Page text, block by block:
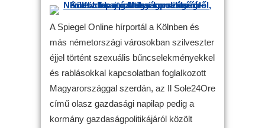
A Spiegel Online hírportál a Kölnben és
más németországi városokban szilveszter
éjjel történt szexuális bűncselekményekkel
és rablásokkal kapcsolatban foglalkozott
Magyarországgal szerdán, az Il Sole24Ore
című olasz gazdasági napilap pedig a
kormány gazdaságpolitikájáról közölt